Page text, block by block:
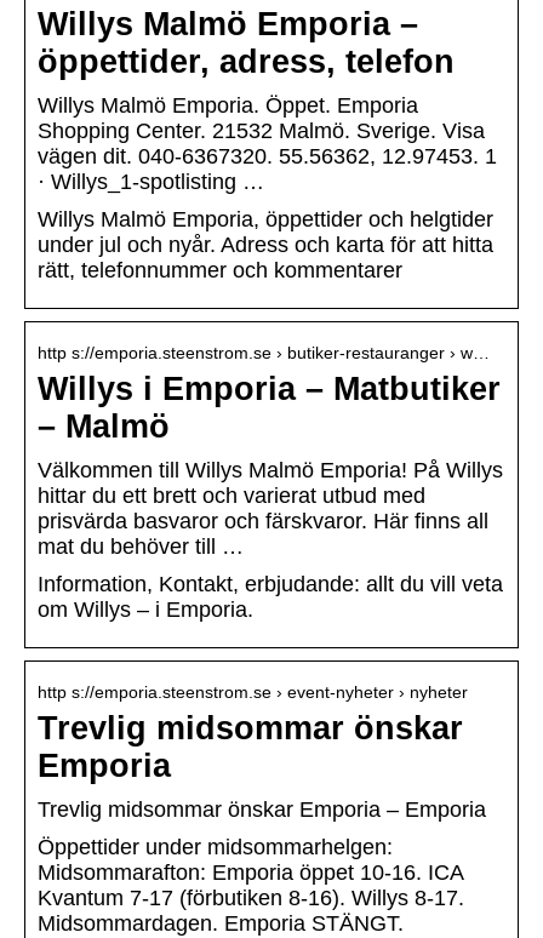
Willys Malmö Emporia –
öppettider, adress, telefon
Willys Malmö Emporia. Öppet. Emporia
Shopping Center. 21532 Malmö. Sverige. Visa
vägen dit. 040-6367320. 55.56362, 12.97453. 1
· Willys_1-spotlisting …
Willys Malmö Emporia, öppettider och helgtider
under jul och nyår. Adress och karta för att hitta
rätt, telefonnummer och kommentarer
http s://emporia.steenstrom.se › butiker-restauranger › w…
Willys i Emporia – Matbutiker
– Malmö
Välkommen till Willys Malmö Emporia! På Willys
hittar du ett brett och varierat utbud med
prisvärda basvaror och färskvaror. Här finns all
mat du behöver till …
Information, Kontakt, erbjudande: allt du vill veta
om Willys – i Emporia.
http s://emporia.steenstrom.se › event-nyheter › nyheter
Trevlig midsommar önskar
Emporia
Trevlig midsommar önskar Emporia – Emporia
Öppettider under midsommarhelgen:
Midsommarafton: Emporia öppet 10-16. ICA
Kvantum 7-17 (förbutiken 8-16). Willys 8-17.
Midsommardagen. Emporia STÄNGT.